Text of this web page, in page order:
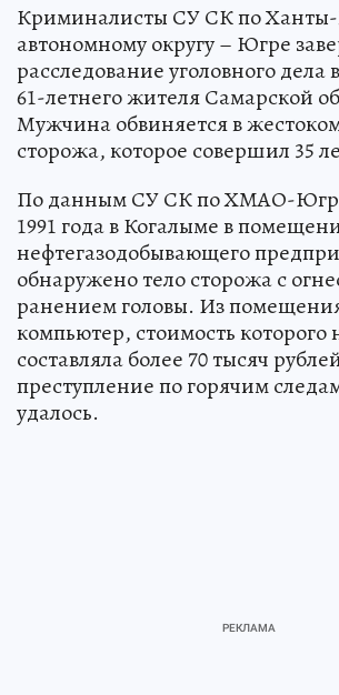
Криминалисты СУ СК по
автономному округу – Югре
расследование уголовного
61-летнего жителя Самарской
Мужчина обвиняется в
сторожа, которое совершил 35
По данным СУ СК по ХМАО-
1991 года в Когалыме в
нефтегазодобывающего
обнаружено тело сторожа с
ранением головы. Из
компьютер, стоимость которого
составляла более 70 тысяч
преступление по горячим
удалось.